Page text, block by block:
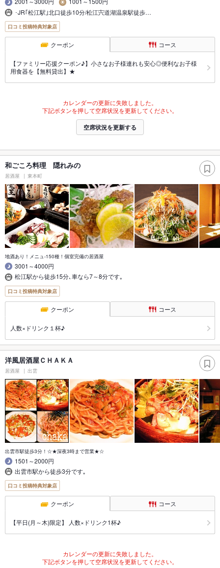
･JR｢松江駅｣北口徒歩10分/松江宍道湖温泉駅徒歩…
口コミ投稿特典対象店
クーポン コース
【ファミリー応援クーポン♪】小さなお子様連れも安心◎便利なお子様
用食器を【無料貸出】★
カレンダーの更新に失敗しました。
下記ボタンを押して空席状況を更新してください。
空席状況を更新する
和ごころ料理 隠れみの
居酒屋 東本町
地酒あり！メニュ-150種！個室完備の居酒屋
3001～4000円
松江駅から徒歩15分､車なら7～8分です｡
口コミ投稿特典対象店
クーポン コース
人数×ドリンク１杯♪
洋風居酒屋ＣＨＡＫＡ
居酒屋 出雲
出雲市駅徒歩3分！☆★深夜3時まで営業★☆
1501～2000円
出雲市駅から徒歩3分です｡
口コミ投稿特典対象店
クーポン コース
【平日(月～木)限定】 人数×ドリンク1杯♪
カレンダーの更新に失敗しました。
下記ボタンを押して空席状況を更新してください。